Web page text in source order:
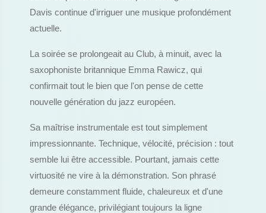
Davis continue d'irriguer une musique profondément
actuelle.
La soirée se prolongeait au Club, à minuit, avec la
saxophoniste britannique Emma Rawicz, qui
confirmait tout le bien que l'on pense de cette
nouvelle génération du jazz européen.
Sa maîtrise instrumentale est tout simplement
impressionnante. Technique, vélocité, précision : tout
semble lui être accessible. Pourtant, jamais cette
virtuosité ne vire à la démonstration. Son phrasé
demeure constamment fluide, chaleureux et d'une
grande élégance, privilégiant toujours la ligne